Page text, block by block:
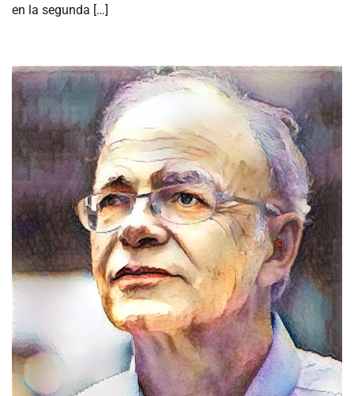
en la segunda […]